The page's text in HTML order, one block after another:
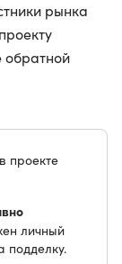
рынка
обратной
проекте
личный
подделку.